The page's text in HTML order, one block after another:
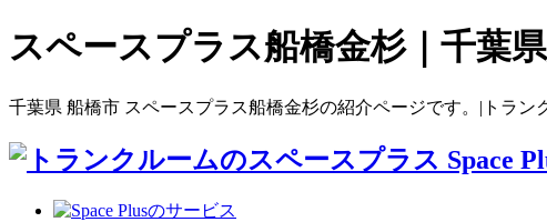
スペースプラス船橋金杉｜千葉
千葉県 船橋市 スペースプラス船橋金杉の紹介ページです。|トラン